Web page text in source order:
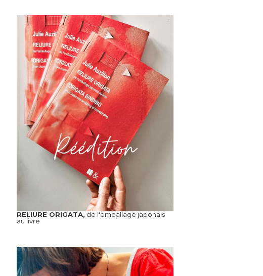
RELIURE ORIGATA,de l'emballage japonais
au livre